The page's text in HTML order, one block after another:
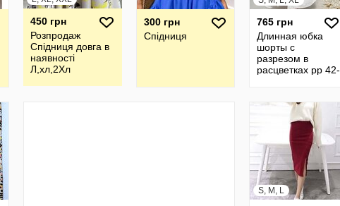
450 грн
Розпродаж
Спідниця довга в
наявності
Л,хл,2Хл
300 грн
Спідниця
765 грн
Длинная юбка
шорты с
разрезом в
расцветках рр 42-
S, M, L